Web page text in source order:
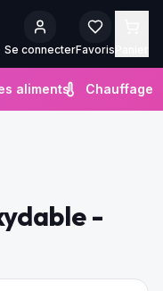
Se connecterFavoris
aliments Chauffage
-